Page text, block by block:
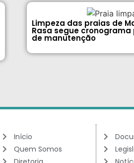
Limpeza das praias de
Rasa segue
de manutenção
Início
Quem Somos